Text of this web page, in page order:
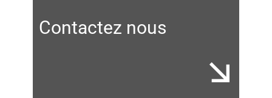
Contactez nous